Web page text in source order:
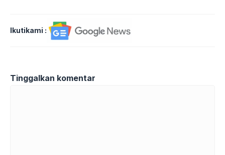
Ikutikami :
Tinggalkan komentar